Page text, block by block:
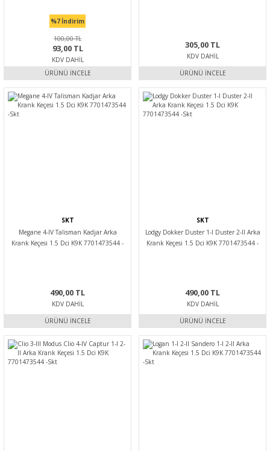
%7 İndirim
100,00 TL
93,00 TL
KDV DAHIL
ÜRÜNÜ İNCELE
305,00 TL
KDV DAHIL
ÜRÜNÜ İNCELE
SKT
Megane 4-IV Talisman Kadjar Arka
Krank Keçesi 1.5 Dci K9K 7701473544 -
490,00 TL
KDV DAHIL
ÜRÜNÜ İNCELE
SKT
Lodgy Dokker Duster 1-I Duster 2-II Arka
Krank Keçesi 1.5 Dci K9K 7701473544 -
490,00 TL
KDV DAHIL
ÜRÜNÜ İNCELE